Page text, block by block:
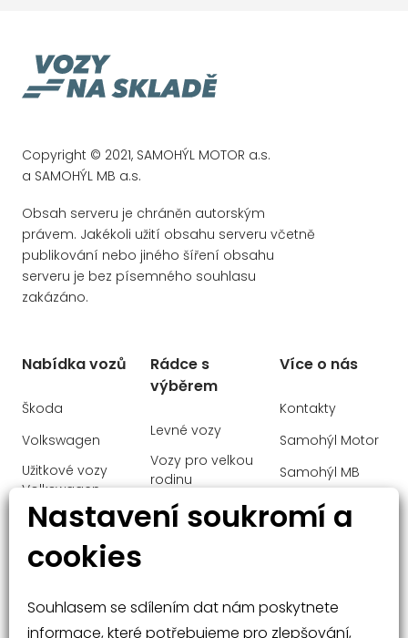
Headunit Länderset für ECE (NTG 7)
Identifikační štítek s číslem VIN
Integrovaný startovací generátor
KEYLESS-GO
Koberečky AMG
výšky
Komunikační modul 5G
Levostranné řízení
Linie AMG
Maska chladiče s podsvícením a
chromovým vzorem Mercedes-Benz
MBUX multimedia system
Mercedes-Benz e-call
Copyright © 2021, SAMOHÝL MOTOR a.s.
a SAMOHÝL MB a.s.
Obsah serveru je chráněn autorským
právem. Jakékoli užití obsahu serveru včetně
publikování nebo jiného šíření obsahu
serveru je bez písemného souhlasu
zakázáno.
Nabídka vozů
Škoda
Volkswagen
Užitkové vozy
Volkswagen
Audi
Mercedes-Benz
Rádce s
výběrem
Levné vozy
Vozy pro velkou
rodinu
Manažerské
vozy
SUV
Více o nás
Kontakty
Samohýl Motor
Samohýl MB
Ochrana
osobních údajů
Nastavení soukromí a
cookies
Souhlasem se sdílením dat nám poskytnete
informace, které potřebujeme pro zlepšování,